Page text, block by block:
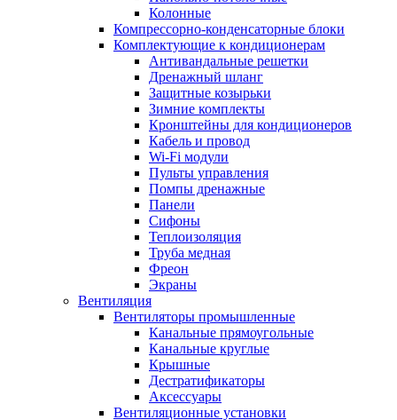
Колонные
Компрессорно-конденсаторные блоки
Комплектующие к кондиционерам
Антивандальные решетки
Дренажный шланг
Защитные козырьки
Зимние комплекты
Кронштейны для кондиционеров
Кабель и провод
Wi-Fi модули
Пульты управления
Помпы дренажные
Панели
Сифоны
Теплоизоляция
Труба медная
Фреон
Экраны
Вентиляция
Вентиляторы промышленные
Канальные прямоугольные
Канальные круглые
Крышные
Дестратификаторы
Аксессуары
Вентиляционные установки